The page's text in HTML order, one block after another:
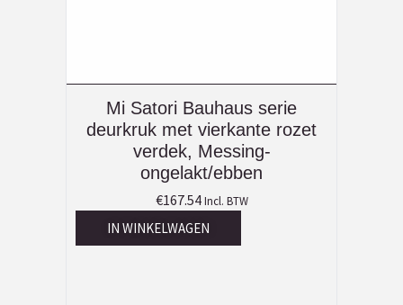
Mi Satori Bauhaus serie
deurkruk met vierkante rozet
verdek, Messing-
ongelakt/ebben
€167.54 Incl. BTW
IN WINKELWAGEN